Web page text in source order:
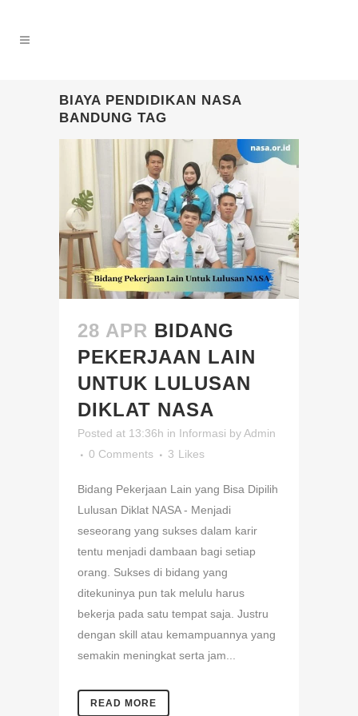
BIAYA PENDIDIKAN NASA
BANDUNG TAG
28 APR BIDANG
PEKERJAAN LAIN
UNTUK LULUSAN
DIKLAT NASA
Posted at 13:36h in Informasi byAdmin
0 Comments
3 Likes
Bidang Pekerjaan Lain yang Bisa Dipilih
Lulusan Diklat NASA - Menjadi
seseorang yang sukses dalam karir
tentu menjadi dambaan bagi setiap
orang. Sukses di bidang yang
ditekuninya pun tak melulu harus
bekerja pada satu tempat saja. Justru
dengan skill atau kemampuannya yang
semakin meningkat serta jam...
READ MORE